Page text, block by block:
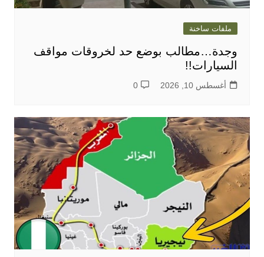
ملفات ساخنة
وجدة…مطالب بوضع حد لخروقات مواقف
السيارات!!
أغسطس 10, 2026 0